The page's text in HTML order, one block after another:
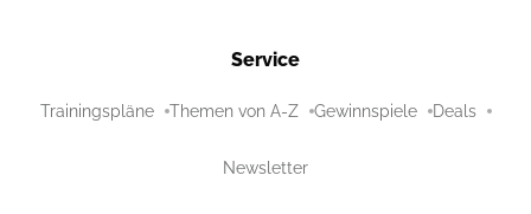
Service
Trainingspläne Themen von A-Z Gewinnspiele Deals
Newsletter